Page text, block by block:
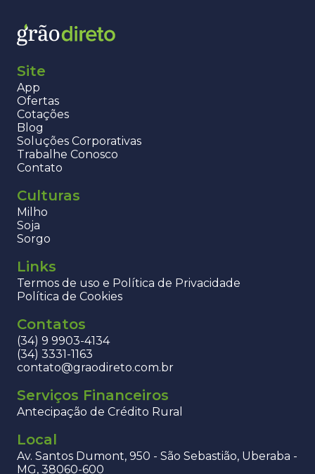
Site
App
Ofertas
Cotações
Blog
Soluções Corporativas
Trabalhe Conosco
Contato
Culturas
Milho
Soja
Sorgo
Links
Termos de uso e Política de Privacidade
Política de Cookies
Contatos
(34) 9 9903-4134
(34) 3331-1163
contato@graodireto.com.br
Serviços Financeiros
Antecipação de Crédito Rural
Local
Av. Santos Dumont, 950 - São Sebastião, Uberaba -
MG, 38060-600